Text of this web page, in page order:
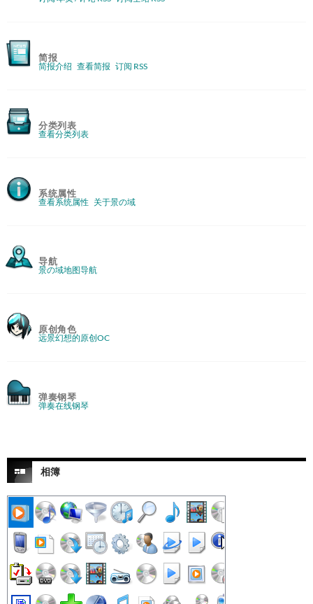
简报
简报介绍 查看简报 订阅 RSS
分类列表
查看分类列表
系统属性
查看系统属性 关于景の域
导航
景の域地图导航
原创角色
远景幻想的原创OC
弹奏钢琴
弹奏在线钢琴
相簿